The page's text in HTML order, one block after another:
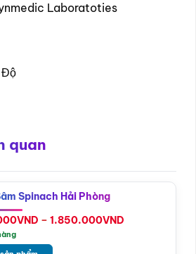
Laboratoties
Độ
quan
Spinach Hải Phòng
VND – 1.850.000VND